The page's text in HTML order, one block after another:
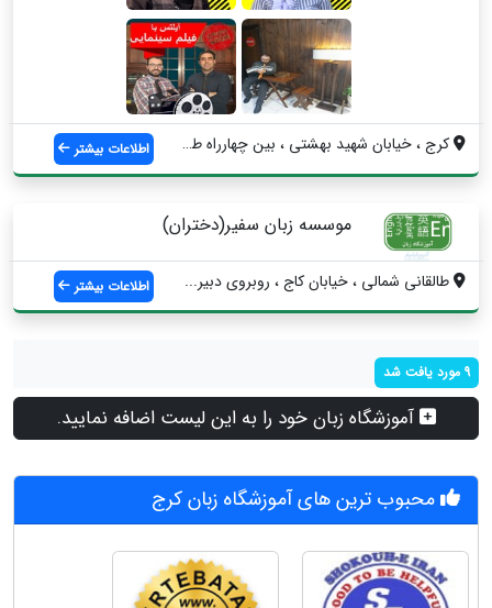
کرج ، خیابان شهید بهشتی ، بین چهارراه طا... اطلاعات بیشتر
موسسه زبان سفیر(دختران)
طالقانی شمالی ، خیابان کاج ، روبروی دبیر... اطلاعات بیشتر
9 مورد یافت شد
آموزشگاه زبان خود را به این لیست اضافه نمایید.
محبوب ترین های آموزشگاه زبان کرج